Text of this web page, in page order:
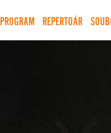
PROGRAM REPERTOÁR